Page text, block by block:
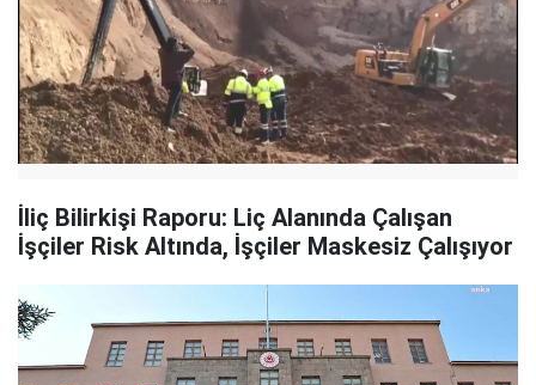
İliç Bilirkişi Raporu: Liç Alanında Çalışan
İşçiler Risk Altında, İşçiler Maskesiz Çalışıyor